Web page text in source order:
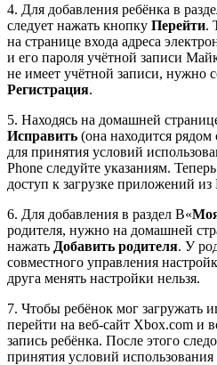
4. Для добавления ребёнка в
следует нажать кнопку Перейти.
на странице входа адреса
и его пароля учётной записи
не имеет учётной записи, нужно
Регистрация.
5. Находясь на домашней
Исправить (она находится
для принятия условий
Phone следуйте указаниям.
доступ к загрузке приложений
6. Для добавления в раздел В«
родителя, нужно на домашней
нажать Добавить родителя. У
совместного управления
друга менять настройки нельзя.
7. Чтобы ребёнок мог загружать
перейти на веб-сайт Xbox.com и
запись ребёнка. После этого
принятия условий